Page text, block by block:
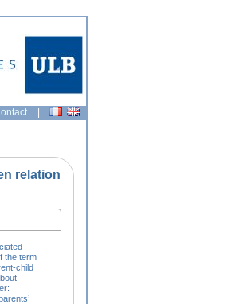
|
relation
the term
child